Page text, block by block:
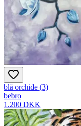
blå orchide (3)
bebro
1.200 DKK